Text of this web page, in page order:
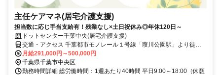
主任ケアマネ(居宅介護支援)
担当数に応じ手当支給有！残業なし×土日祝休み◎年休120日～
ドットセンター千葉中央(居宅介護支援)
交通・アクセス 千葉都市モノレール１号線「葭川公園駅」より徒歩9
分／JR総武本線「東千葉駅」より徒歩12分
月給291,000円～500,000円
千葉県千葉市中央区
勤務時間詳細 総労働時間：1週あたり40時間 平日9:00～18:00（休憩